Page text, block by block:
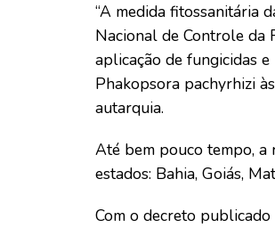
“A medida fitossanitária
Nacional de Controle da
aplicação de fungicidas
Phakopsora pachyrhizi
autarquia.
Até bem pouco tempo, a
estados: Bahia, Goiás,
Com o decreto